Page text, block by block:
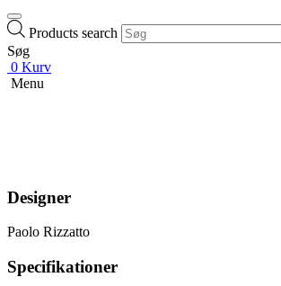
Products search
Søg
0 Kurv
Menu
Designer
Paolo Rizzatto
Specifikationer